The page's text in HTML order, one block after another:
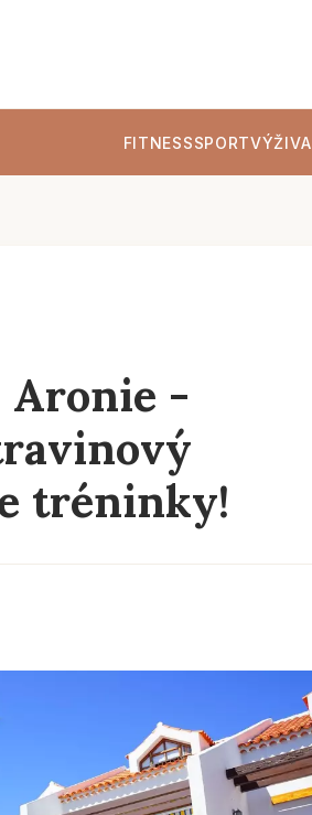
FITNESSSPORTVÝŽIVA
Aronie -
tréninky!